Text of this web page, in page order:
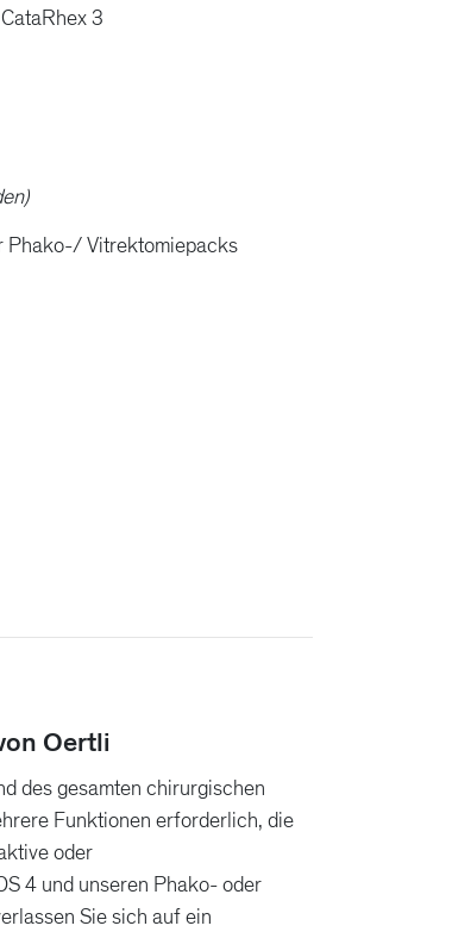
3
Phako-/ Vitrektomiepacks
Oertli
des gesamten chirurgischen
Funktionen erforderlich, die
oder
4 und unseren Phako- oder
Sie sich auf ein